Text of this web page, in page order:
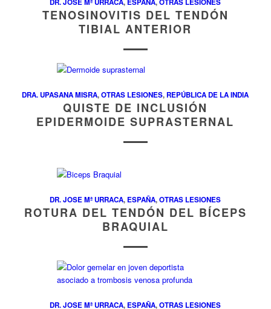
DR. JOSE Mª URRACA, ESPAÑA,OTRAS LESIONES
TENOSINOVITIS DEL TENDÓN
TIBIAL ANTERIOR
DRA. UPASANA MISRA,OTRAS LESIONES, REPÚBLICA DE LA INDIA
QUISTE DE INCLUSIÓN
EPIDERMOIDE SUPRASTERNAL
DR. JOSE Mª URRACA, ESPAÑA,OTRAS LESIONES
ROTURA DEL TENDÓN DEL BÍCEPS
BRAQUIAL
DR. JOSE Mª URRACA, ESPAÑA,OTRAS LESIONES